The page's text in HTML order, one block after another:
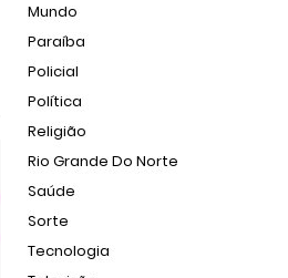
Mundo
Paraíba
Policial
Política
Religião
Rio Grande Do Norte
Saúde
Sorte
Tecnologia